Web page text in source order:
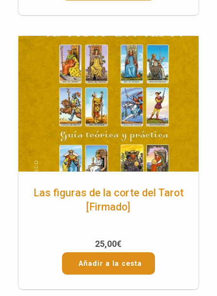
Las figuras de la corte del Tarot
[Firmado]
25,00€
Añadir a la cesta